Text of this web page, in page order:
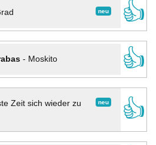
neu
👍
- Moskito
👍
neu
Zeit sich wieder zu
👍